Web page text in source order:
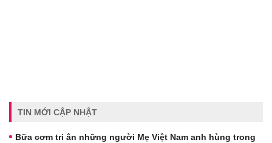
TIN MỚI CẬP NHẬT
Bữa cơm tri ân những người Mẹ Việt Nam anh hùng trong